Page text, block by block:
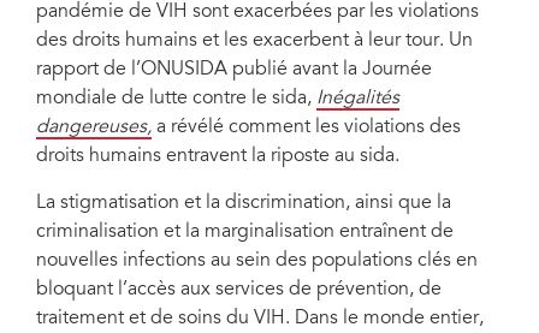
pandémie de VIH sont exacerbées par les violations
des droits humains et les exacerbent à leur tour. Un
rapport de l’ONUSIDA publié avant la Journée
mondiale de lutte contre le sida, Inégalités
dangereuses, a révélé comment les violations des
droits humains entravent la riposte au sida.
La stigmatisation et la discrimination, ainsi que la
criminalisation et la marginalisation entraînent de
nouvelles infections au sein des populations clés en
bloquant l’accès aux services de prévention, de
traitement et de soins du VIH. Dans le monde entier,